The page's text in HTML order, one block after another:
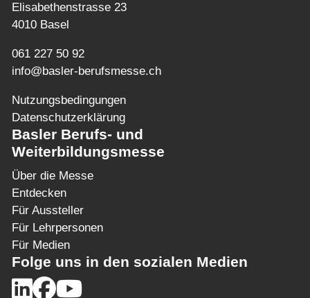
Elisabethenstrasse 23
4010 Basel
061 227 50 92
info@basler-berufsmesse.ch
Nutzungsbedingungen
Datenschutzerklärung
Basler Berufs- und
Weiterbildungsmesse
Über die Messe
Entdecken
Für Aussteller
Für Lehrpersonen
Für Medien
Folge uns in den sozialen Medien